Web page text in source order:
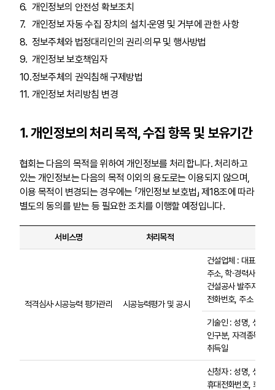
개인정보의 안전성 확보조치
개인정보 자동 수집 장치의 설치·운영 및 거부에 관한 사항
정보주체와 법정대리인의 권리·의무 및 행사방법
개인정보 보호책임자
정보주체의 권익침해 구제방법
개인정보 처리방침 변경
1. 개인정보의 처리 목적, 수집 항목 및 보유기간
협회는 다음의 목적을 위하여 개인정보를 처리합니다. 처리하고
있는 개인정보는 다음의 목적 이외의 용도로는 이용되지 않으며,
이용 목적이 변경되는 경우에는 「개인정보 보호법」 제18조에 따라
별도의 동의를 받는 등 필요한 조치를 이행할 예정입니다.
서비스명 처리목적
적격심사·시공능력 평가관리 시공능력평가 및 공시
건설업체 : 대표자,
주소, 학·경력사항
건설공사 발주자(개
전화번호, 주소
기술인 : 성명, 생년
인구분, 자격종목 및
취득일
신청자 : 성명, 생년
휴대전화번호, 회사